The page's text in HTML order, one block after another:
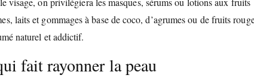
laits et gommages à base de coco, d’agrumes ou de fruits
naturel et addictif.
fait rayonner la peau